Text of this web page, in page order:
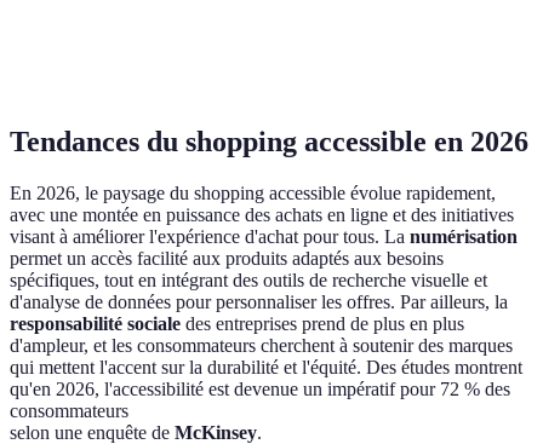
Tendances du shopping accessible en 2026
En 2026, le paysage du shopping accessible évolue rapidement,
avec une montée en puissance des achats en ligne et des initiatives
visant à améliorer l'expérience d'achat pour tous. La numérisation
permet un accès facilité aux produits adaptés aux besoins
spécifiques, tout en intégrant des outils de recherche visuelle et
d'analyse de données pour personnaliser les offres. Par ailleurs, la
responsabilité sociale des entreprises prend de plus en plus
d'ampleur, et les consommateurs cherchent à soutenir des marques
qui mettent l'accent sur la durabilité et l'équité. Des études montrent
qu'en 2026, l'accessibilité est devenue un impératif pour 72 % des
consommateurs
selon une enquête de McKinsey.